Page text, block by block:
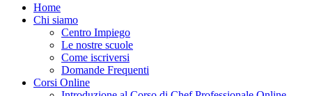
Home
Chi siamo
Centro Impiego
Le nostre scuole
Come iscriversi
Domande Frequenti
Corsi Online